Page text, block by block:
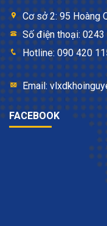
Cơ sở 2: 95 Hoàng
Số điện thoại:
Hotline: 090 420
Email:
FACEBOOK